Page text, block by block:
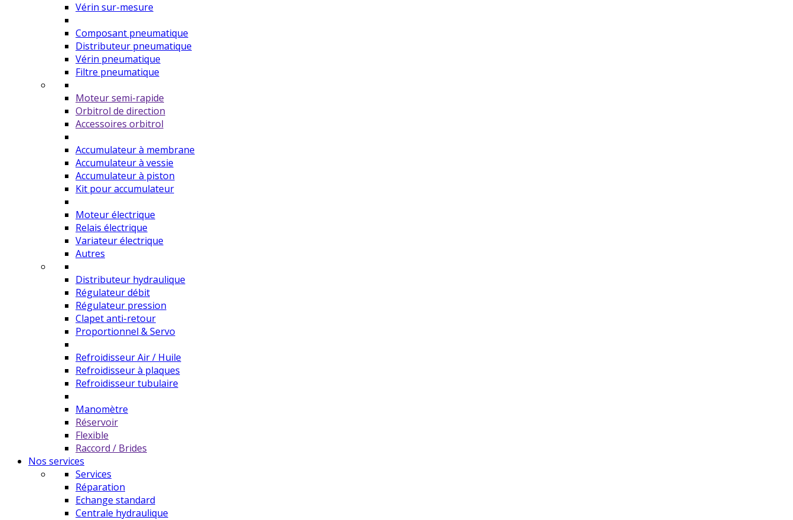
Vérin sur-mesure
Composant pneumatique
Distributeur pneumatique
Vérin pneumatique
Filtre pneumatique
Moteur semi-rapide
Orbitrol de direction
Accessoires orbitrol
Accumulateur à membrane
Accumulateur à vessie
Accumulateur à piston
Kit pour accumulateur
Moteur électrique
Relais électrique
Variateur électrique
Autres
Distributeur hydraulique
Régulateur débit
Régulateur pression
Clapet anti-retour
Proportionnel & Servo
Refroidisseur Air / Huile
Refroidisseur à plaques
Refroidisseur tubulaire
Manomètre
Réservoir
Flexible
Raccord / Brides
Nos services
Services
Réparation
Echange standard
Centrale hydraulique